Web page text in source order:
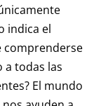
indica el
comprenderse
a todas las
El mundo